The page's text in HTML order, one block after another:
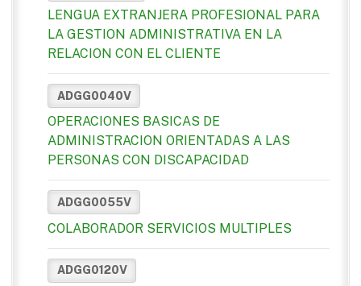
LENGUA EXTRANJERA PROFESIONAL PARA
LA GESTION ADMINISTRATIVA EN LA
RELACION CON EL CLIENTE
ADGG0040V
OPERACIONES BASICAS DE
ADMINISTRACION ORIENTADAS A LAS
PERSONAS CON DISCAPACIDAD
ADGG0055V
COLABORADOR SERVICIOS MULTIPLES
ADGG0120V